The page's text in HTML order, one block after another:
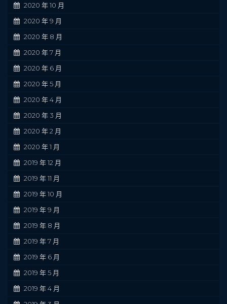
2020 年 10 月
2020 年 9 月
2020 年 8 月
2020 年 7 月
2020 年 6 月
2020 年 5 月
2020 年 4 月
2020 年 3 月
2020 年 2 月
2020 年 1 月
2019 年 12 月
2019 年 11 月
2019 年 10 月
2019 年 9 月
2019 年 8 月
2019 年 7 月
2019 年 6 月
2019 年 5 月
2019 年 4 月